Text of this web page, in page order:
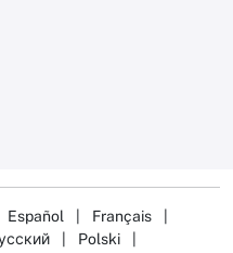
Español Français
Polski